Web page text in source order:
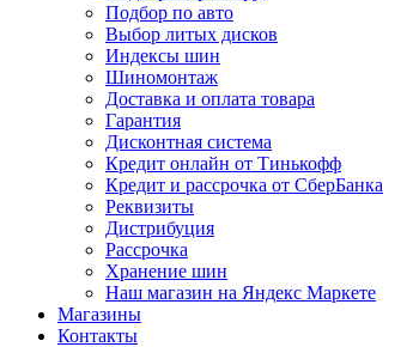
Подбор по авто
Выбор литых дисков
Индексы шин
Шиномонтаж
Доставка и оплата товара
Гарантия
Дисконтная система
Кредит онлайн от Тинькофф
Кредит и рассрочка от СберБанка
Реквизиты
Дистрибуция
Рассрочка
Хранение шин
Наш магазин на Яндекс Маркете
Магазины
Контакты